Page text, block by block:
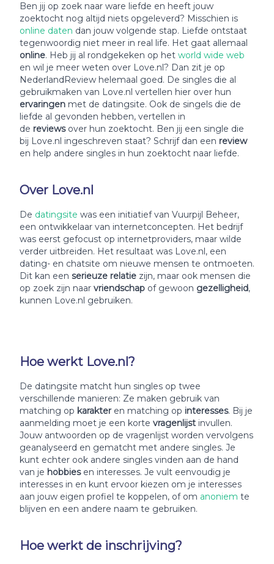
Ben jij op zoek naar ware liefde en heeft jouw
zoektocht nog altijd niets opgeleverd? Misschien is
online daten dan jouw volgende stap. Liefde ontstaat
tegenwoordig niet meer in real life. Het gaat allemaal
online. Heb jij al rondgekeken op het world wide web
en wil je meer weten over Love.nl? Dan zit je op
NederlandReview helemaal goed. De singles die al
gebruikmaken van Love.nl vertellen hier over hun
ervaringen met de datingsite. Ook de singels die de
liefde al gevonden hebben, vertellen in
de reviews over hun zoektocht. Ben jij een single die
bij Love.nl ingeschreven staat? Schrijf dan een review
en help andere singles in hun zoektocht naar liefde.
Over Love.nl
De datingsite was een initiatief van Vuurpijl Beheer,
een ontwikkelaar van internetconcepten. Het bedrijf
was eerst gefocust op internetproviders, maar wilde
verder uitbreiden. Het resultaat was Love.nl, een
dating- en chatsite om nieuwe mensen te ontmoeten.
Dit kan een serieuze relatie zijn, maar ook mensen die
op zoek zijn naar vriendschap of gewoon gezelligheid,
kunnen Love.nl gebruiken.
Hoe werkt Love.nl?
De datingsite matcht hun singles op twee
verschillende manieren: Ze maken gebruik van
matching op karakter en matching op interesses. Bij je
aanmelding moet je een korte vragenlijst invullen.
Jouw antwoorden op de vragenlijst worden vervolgens
geanalyseerd en gematcht met andere singles. Je
kunt echter ook andere singles vinden aan de hand
van je hobbies en interesses. Je vult eenvoudig je
interesses in en kunt ervoor kiezen om je interesses
aan jouw eigen profiel te koppelen, of om anoniem te
blijven en een andere naam te gebruiken.
Hoe werkt de inschrijving?